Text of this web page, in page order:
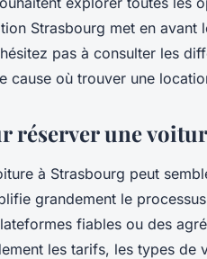
Strasbourg met en
pas à consulter les
cause où trouver une
réserver une
à Strasbourg peut
grandement le
fiables ou des
les tarifs, les types